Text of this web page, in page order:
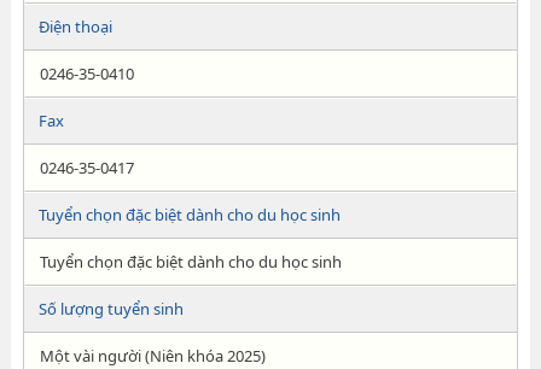
Điện thoại
0246-35-0410
Fax
0246-35-0417
Tuyển chọn đặc biệt dành cho du học sinh
Tuyển chọn đặc biệt dành cho du học sinh
Số lượng tuyển sinh
Một vài người (Niên khóa 2025)